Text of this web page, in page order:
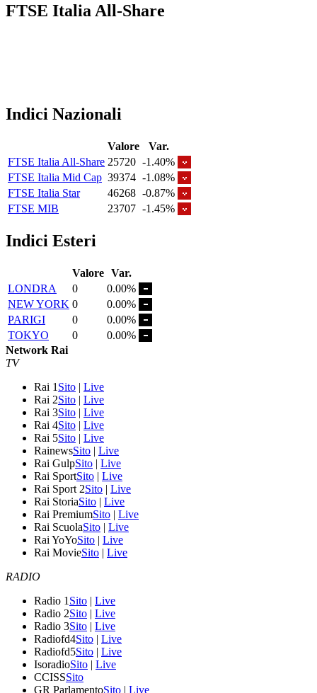
FTSE Italia All-Share
Indici Nazionali
Valore
Var.
FTSE Italia All-Share 25720 -1.40%
FTSE Italia Mid Cap 39374 -1.08%
FTSE Italia Star
46268 -0.87%
FTSE MIB
23707 -1.45%
Indici Esteri
Valore Var.
LONDRA
0
0.00%
NEW YORK 0
0.00%
PARIGI
0
0.00%
TOKYO
0
0.00%
Network Rai
TV
Rai 1 Sito | Live
Rai 2Sito | Live
Rai 3Sito | Live
Rai 4Sito | Live
Rai 5Sito | Live
RainewsSito | Live
Rai GulpSito | Live
Rai SportSito | Live
Rai Sport 2Sito | Live
Rai StoriaSito | Live
Rai PremiumSito | Live
Rai ScuolaSito | Live
Rai YoYoSito | Live
Rai MovieSito | Live
RADIO
Radio 1 Sito | Live
Radio 2Sito | Live
Radio 3Sito | Live
Radiofd4Sito | Live
Radiofd5Sito | Live
IsoradioSito | Live
CCISSSito
GR ParlamentoSito | Live